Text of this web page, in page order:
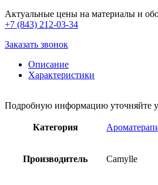
Актуальные цены на материалы и
+7 (843) 212-03-34
Заказать звонок
Описание
Характеристики
Подробную информацию уточняйте
Категория
Производитель Camylle